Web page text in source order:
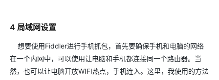
4 局域网设置
想要使用Fiddler进行手机抓包，首先要确保手机和电脑的网络
在一个内网中，可以使用让电脑和手机都连接同一个路由器。当
然，也可以让电脑开放WIFI热点，手机连入。这里，我使用的方法